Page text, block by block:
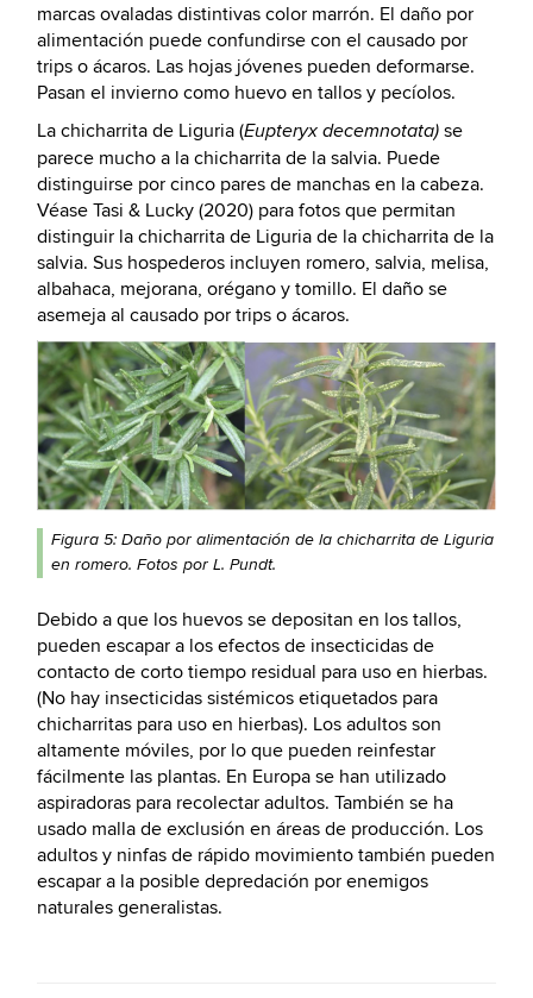
marcas ovaladas distintivas color marrón. El daño por
alimentación puede confundirse con el causado por
trips o ácaros. Las hojas jóvenes pueden deformarse.
Pasan el invierno como huevo en tallos y pecíolos.
La chicharrita de Liguria (Eupteryx decemnotata) se
parece mucho a la chicharrita de la salvia. Puede
distinguirse por cinco pares de manchas en la cabeza.
Véase Tasi & Lucky (2020) para fotos que permitan
distinguir la chicharrita de Liguria de la chicharrita de la
salvia. Sus hospederos incluyen romero, salvia, melisa,
albahaca, mejorana, orégano y tomillo. El daño se
asemeja al causado por trips o ácaros.
Figura 5: Daño por alimentación de la chicharrita de Liguria
en romero. Fotos por L. Pundt.
Debido a que los huevos se depositan en los tallos,
pueden escapar a los efectos de insecticidas de
contacto de corto tiempo residual para uso en hierbas.
(No hay insecticidas sistémicos etiquetados para
chicharritas para uso en hierbas). Los adultos son
altamente móviles, por lo que pueden reinfestar
fácilmente las plantas. En Europa se han utilizado
aspiradoras para recolectar adultos. También se ha
usado malla de exclusión en áreas de producción. Los
adultos y ninfas de rápido movimiento también pueden
escapar a la posible depredación por enemigos
naturales generalistas.